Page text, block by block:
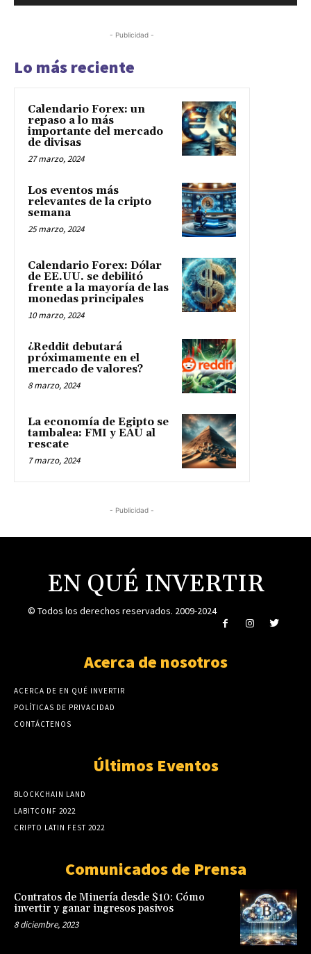
- Publicidad -
Lo más reciente
Calendario Forex: un
repaso a lo más
importante del mercado
de divisas
27 marzo, 2024
Los eventos más
relevantes de la cripto
semana
25 marzo, 2024
Calendario Forex: Dólar
de EE.UU. se debilitó
frente a la mayoría de las
monedas principales
10 marzo, 2024
¿Reddit debutará
próximamente en el
mercado de valores?
8 marzo, 2024
La economía de Egipto se
tambalea: FMI y EAU al
rescate
7 marzo, 2024
- Publicidad -
EN QUÉ INVERTIR
© Todos los derechos reservados. 2009-2024
Acerca de nosotros
ACERCA DE EN QUÉ INVERTIR
POLÍTICAS DE PRIVACIDAD
CONTÁCTENOS
Últimos Eventos
BLOCKCHAIN LAND
LABITCONF 2022
CRIPTO LATIN FEST 2022
Comunicados de Prensa
Contratos de Minería desde $10: Cómo
invertir y ganar ingresos pasivos
8 diciembre, 2023